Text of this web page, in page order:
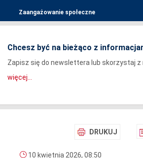
Zaangażowanie społeczne
Chcesz być na bieżąco z
Zapisz się do newslettera lub skorzystaj z
więcej...
DRUKUJ
10 kwietnia 2026, 08:50